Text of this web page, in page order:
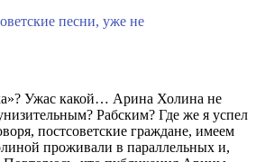
песни, уже не
Ужас какой… Арина Холина не
Рабским? Где же я успел
постсоветские граждане, имеем
проживали в параллельных и,